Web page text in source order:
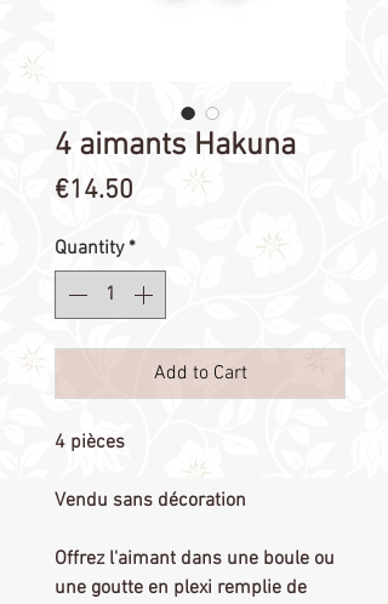
4 aimants Hakuna
€14.50 Price
Quantity *
Add to Cart
4 pièces
Vendu sans décoration
Offrez l'aimant dans une boule ou
une goutte en plexi remplie de